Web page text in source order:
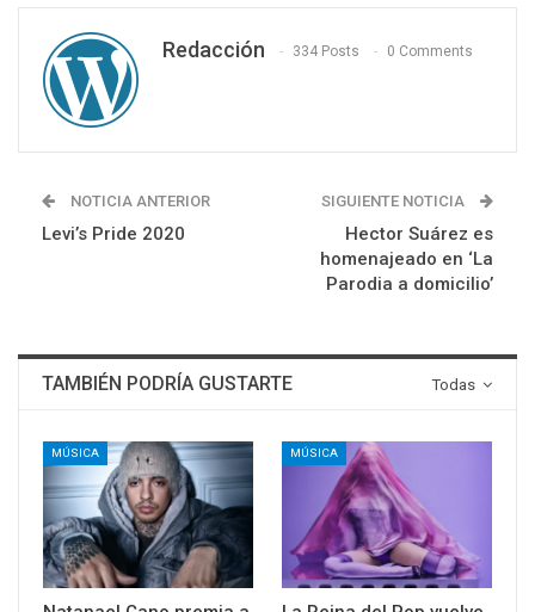
Redacción 334 Posts 0 Comments
NOTICIA ANTERIOR
Levi’s Pride 2020
SIGUIENTE NOTICIA
Hector Suárez es
homenajeado en ‘La
Parodia a domicilio’
Todas
TAMBIÉN PODRÍA GUSTARTE
MÚSICA MÚSICA